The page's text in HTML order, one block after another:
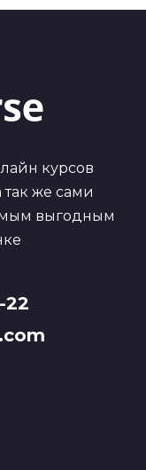
курсов
так же сами
выгодным
22